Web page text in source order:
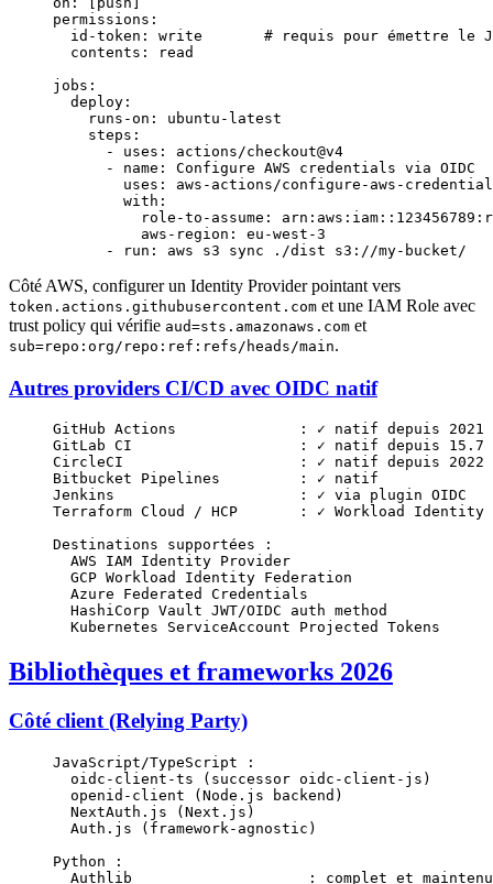
permissions :
  id-token
: write
# requis pour émettre le
  contents
:
read
jobs :
  deploy
:
    runs-on
: ubuntu-latest
    steps
:
      -
uses : actions/checkout@v4
      -
name : Configure AWS credentials via OIDC
        uses
: aws-actions/configure-aws-
        with
:
          role-to-assume
:
          aws-region
: eu-west-3
      -
run : aws s3 sync ./dist s3://my-bucket/
Côté AWS, configurer un Identity Provider pointant vers
token.actions.githubusercontent.com et une IAM Role avec
trust policy qui vérifie aud=sts.amazonaws.com et
sub=repo:org/repo:ref:refs/heads/main.
Autres providers CI/CD avec OIDC natif
GitHub Actions              : ✓ natif depuis 2021
GitLab CI                   : ✓ natif depuis 15.7
CircleCI                    : ✓ natif depuis 2022
Bitbucket Pipelines         : ✓ natif
Jenkins                     : ✓ via plugin OIDC
Terraform Cloud / HCP       : ✓ Workload
Destinations supportées :
  AWS IAM Identity Provider
  GCP Workload Identity Federation
  Azure Federated Credentials
  HashiCorp Vault JWT/OIDC auth method
  Kubernetes ServiceAccount Projected Tokens
Bibliothèques et frameworks 2026
Côté client (Relying Party)
JavaScript/TypeScript :
  oidc-client-ts (successor oidc-client-js)
  openid-client (Node.js backend)
  NextAuth.js (Next.js)
  Auth.js (framework-agnostic)
Python :
  Authlib                    : complet et maintenu